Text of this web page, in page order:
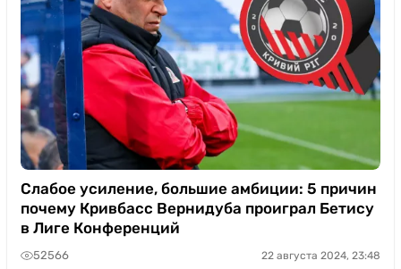
Слабое усиление, большие амбиции: 5 причин
почему Кривбасс Вернидуба проиграл Бетису
в Лиге Конференций
52566 22 августа 2024, 23:48